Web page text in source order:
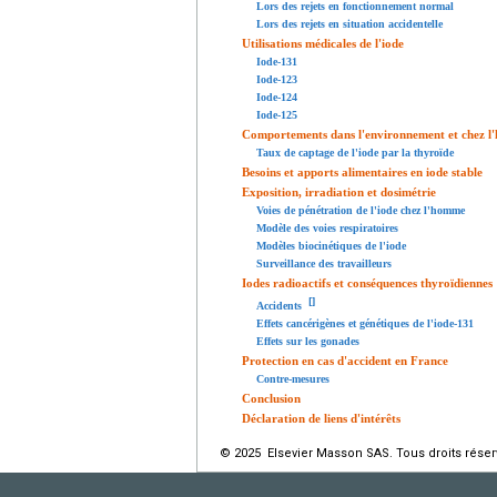
Lors des rejets en fonctionnement normal
Lors des rejets en situation accidentelle
Utilisations médicales de l'iode
Iode-131
Iode-123
Iode-124
Iode-125
Comportements dans l'environnement et chez
Taux de captage de l'iode par la thyroïde
Besoins et apports alimentaires en iode stable
Exposition, irradiation et dosimétrie
Voies de pénétration de l'iode chez l'homme
Modèle des voies respiratoires
Modèles biocinétiques de l'iode
Surveillance des travailleurs
Iodes radioactifs et conséquences thyroïdiennes
Accidents []
Effets cancérigènes et génétiques de l'iode-131
Effets sur les gonades
Protection en cas d'accident en France
Contre-mesures
Conclusion
Déclaration de liens d'intérêts
© 2025 Elsevier Masson SAS. Tous droits